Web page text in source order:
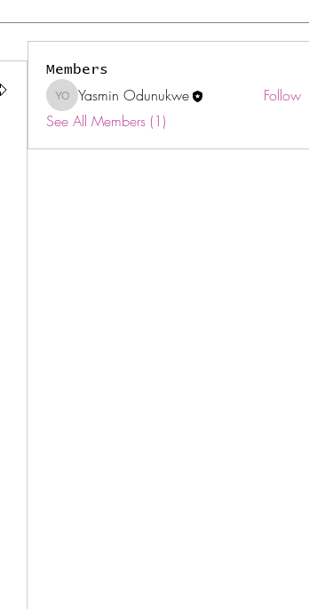
Members
Yasmin Odunukwe
Yasmin Odunukwe
Follow
See All Members (1)